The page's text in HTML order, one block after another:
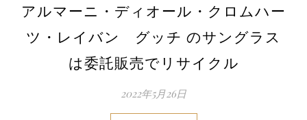
アルマーニ・ディオール・クロムハー
ツ・レイバン グッチ のサングラス
は委託販売でリサイクル
2022年5月26日